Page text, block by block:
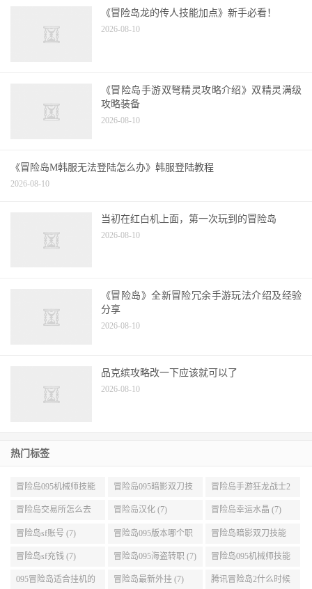
《冒险岛龙的传人技能加点》新手必看！
2026-08-10
《冒险岛手游双弩精灵攻略介绍》双精灵满级
攻略装备
2026-08-10
《冒险岛M韩服无法登陆怎么办》韩服登陆教程
2026-08-10
当初在红白机上面，第一次玩到的冒险岛
2026-08-10
《冒险岛》全新冒险冗余手游玩法介绍及经验
分享
2026-08-10
品克缤攻略改一下应该就可以了
2026-08-10
热门标签
冒险岛095机械师技能
展示 (9)
冒险岛095暗影双刀技
能加点 (9)
冒险岛手游狂龙战士2
转 (9)
冒险岛交易所怎么去
(8)
冒险岛汉化 (7) 冒险岛幸运水晶 (7)
冒险岛sf账号 (7) 冒险岛095版本哪个职
业段数高些 (7)
冒险岛暗影双刀技能
加点095版本 (7)
冒险岛sf充钱 (7) 冒险岛095海盗转职 (7) 冒险岛095机械师技能
演示 (7)
095冒险岛适合挂机的 冒险岛最新外挂 (7) 腾讯冒险岛2什么时候